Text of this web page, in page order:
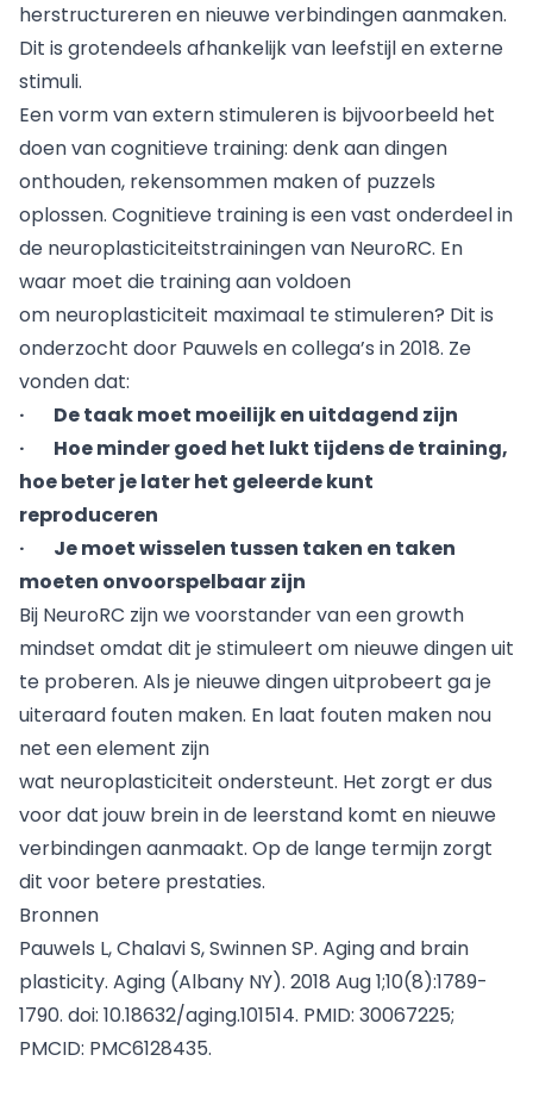
herstructureren en nieuwe verbindingen aanmaken.
Dit is grotendeels afhankelijk van leefstijl en externe
stimuli.
Een vorm van extern stimuleren is bijvoorbeeld het
doen van cognitieve training: denk aan dingen
onthouden, rekensommen maken of puzzels
oplossen. Cognitieve training is een vast onderdeel in
de neuroplasticiteitstrainingen van NeuroRC. En
waar moet die training aan voldoen
om neuroplasticiteit maximaal te stimuleren? Dit is
onderzocht door Pauwels en collega’s in 2018. Ze
vonden dat:
· De taak moet moeilijk en uitdagend zijn
· Hoe minder goed het lukt tijdens de training,
hoe beter je later het geleerde kunt
reproduceren
· Je moet wisselen tussen taken en taken
moeten onvoorspelbaar zijn
Bij NeuroRC zijn we voorstander van een growth
mindset omdat dit je stimuleert om nieuwe dingen uit
te proberen. Als je nieuwe dingen uitprobeert ga je
uiteraard fouten maken. En laat fouten maken nou
net een element zijn
wat neuroplasticiteit ondersteunt. Het zorgt er dus
voor dat jouw brein in de leerstand komt en nieuwe
verbindingen aanmaakt. Op de lange termijn zorgt
dit voor betere prestaties.
Bronnen
Pauwels L, Chalavi S, Swinnen SP. Aging and brain
plasticity. Aging (Albany NY). 2018 Aug 1;10(8):1789-
1790. doi: 10.18632/aging.101514. PMID: 30067225;
PMCID: PMC6128435.